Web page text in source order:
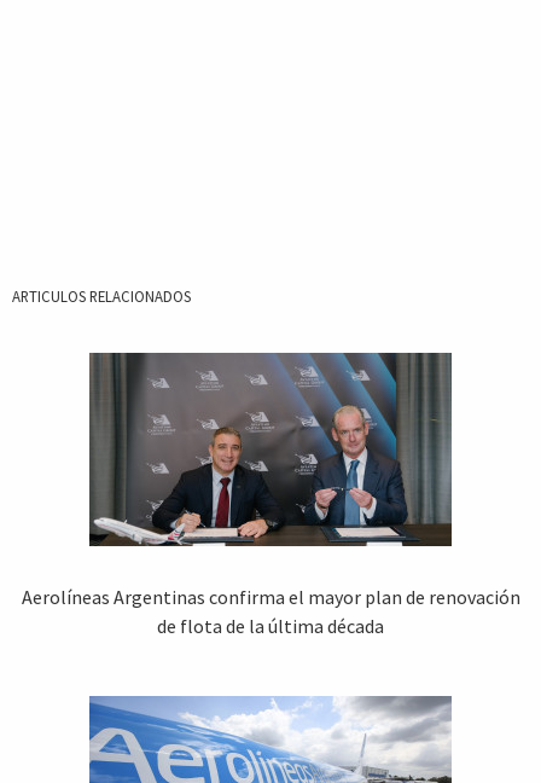
ARTICULOS RELACIONADOS
Aerolíneas Argentinas confirma el mayor plan de renovación
de flota de la última década